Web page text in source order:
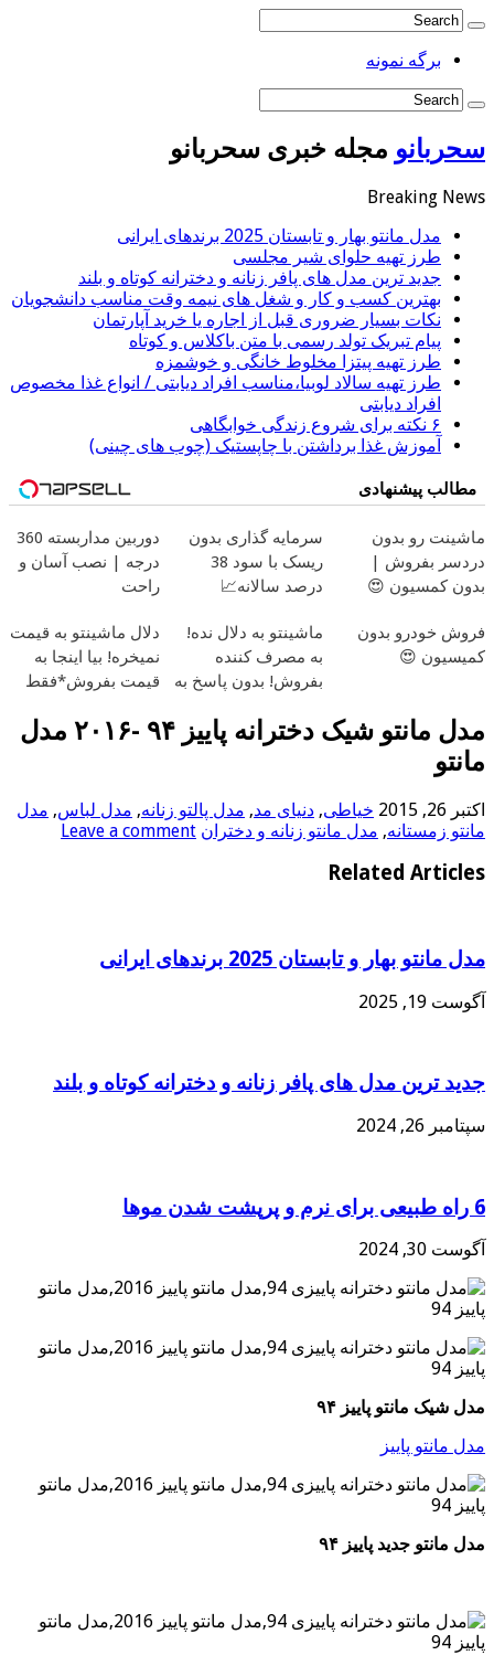
برگه نمونه
سحربانو مجله خبری سحربانو
Breaking News
مدل مانتو بهار و تابستان 2025 برندهای ایرانی
طرز تهیه حلوای شیر مجلسی
جدید ترین مدل های پافر زنانه و دخترانه کوتاه و بلند
بهترین کسب و کار و شغل های نیمه وقت مناسب دانشجویان
نکات بسیار ضروری قبل از اجاره یا خرید آپارتمان
پیام تبریک تولد رسمی با متن باکلاس و کوتاه
طرز تهیه پیتزا مخلوط خانگی و خوشمزه
طرز تهیه سالاد لوبیا،مناسب افراد دیابتی / انواع غذا مخصوص
افراد دیابتی
۶ نکته برای شروع زندگی خوابگاهی
آموزش غذا برداشتن با چاپستیک (چوب های چینی)
مطالب پیشنهادی
ماشینت رو بدون
دردسر بفروش |
بدون کمسیون 😍
سرمایه گذاری بدون
ریسک با سود 38
درصد سالانه📈
دوربین مداربسته 360
درجه | نصب آسان و
راحت
فروش خودرو بدون
کمیسیون 😍
ماشینتو به دلال نده!
به مصرف کننده
بفروش! بدون پاسخ به
دلال ماشینتو به قیمت
نمیخره! بیا اینجا به
قیمت بفروش*فقط
مدل مانتو شیک دخترانه پاییز ۹۴ -۲۰۱۶ مدل
مانتو
اکتبر 26, 2015 خیاطی, دنیای مد, مدل پالتو زنانه, مدل لباس, مدل
مانتو زمستانه, مدل مانتو زنانه و دختران Leave a comment
Related Articles
مدل مانتو بهار و تابستان 2025 برندهای ایرانی
آگوست 19, 2025
جدید ترین مدل های پافر زنانه و دخترانه کوتاه و بلند
سپتامبر 26, 2024
6 راه طبیعی برای نرم و پرپشت شدن موها
آگوست 30, 2024
مدل شیک مانتو پاییز ۹۴
مدل مانتو پاییز
مدل مانتو جدید پاییز ۹۴